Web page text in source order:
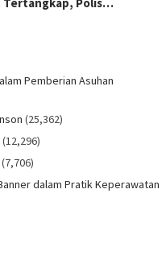
Pemberian Asuhan
(25,362)
(12,296)
(7,706)
dalam Pratik Keperawatan